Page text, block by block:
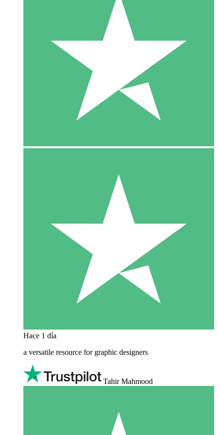
Hace 1 día
a versatile resource for graphic designers
Tahir Mahmood